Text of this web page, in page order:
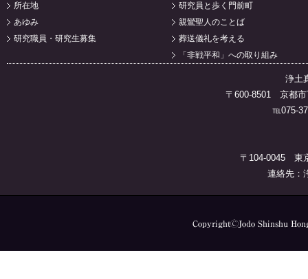
所在地
あゆみ
研究職員・研究生募集
研究員と歩く門前町
親鸞聖人のことば
葬送儀礼を考える
「非戦平和」への取り組み
浄土
〒600-8501 京都市
℡075-
〒104-0045 東
連絡先：